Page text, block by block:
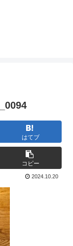
はてブ
コピー
2024.10.20